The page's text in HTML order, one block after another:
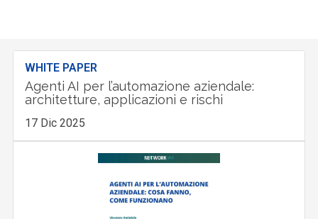
WHITE PAPER
Agenti AI per l’automazione aziendale:
architetture, applicazioni e rischi
17 Dic 2025